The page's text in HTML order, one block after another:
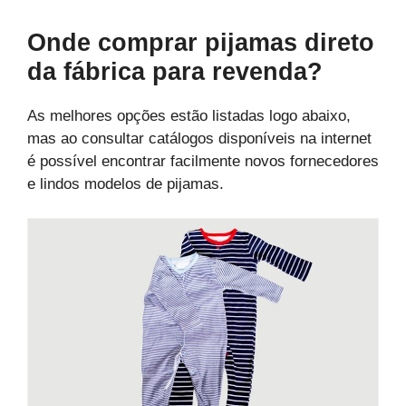
Onde comprar pijamas direto
da fábrica para revenda?
As melhores opções estão listadas logo abaixo,
mas ao consultar catálogos disponíveis na internet
é possível encontrar facilmente novos fornecedores
e lindos modelos de pijamas.